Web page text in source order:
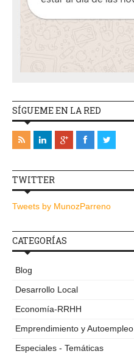
SÍGUEME EN LA RED
TWITTER
Tweets by MunozParreno
CATEGORÍAS
Blog
Desarrollo Local
Economía-RRHH
Emprendimiento y Autoempleo
Especiales - Temáticas